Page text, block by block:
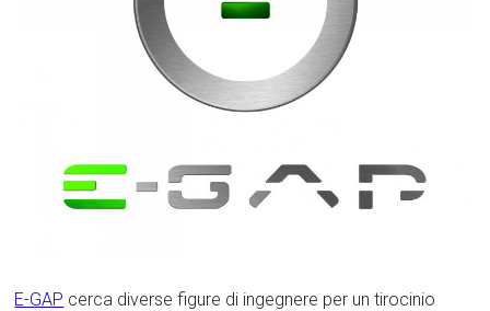
E-GAP cerca diverse figure di ingegnere per un tirocinio